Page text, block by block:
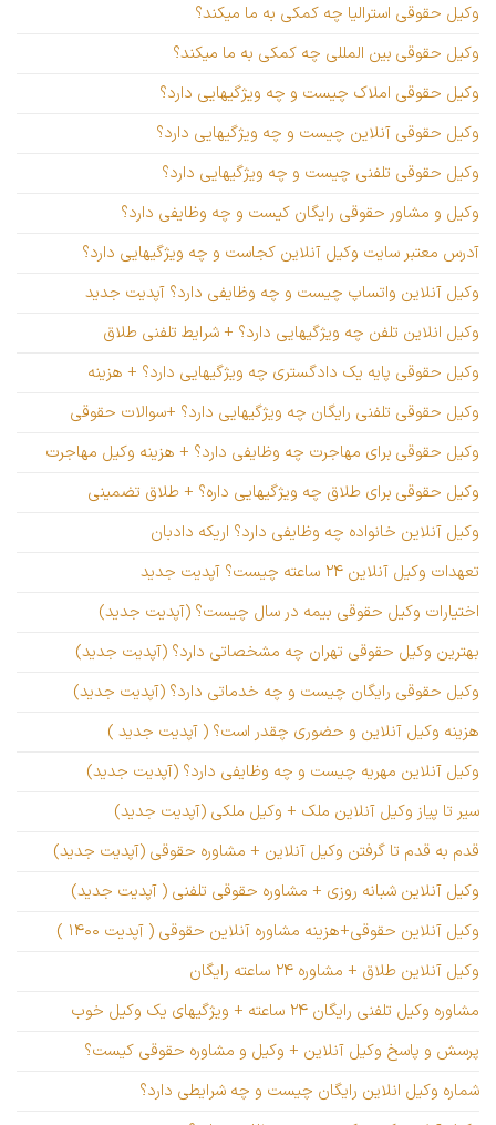
وکیل حقوقی استرالیا چه کمکی به ما میکند؟
وکیل حقوقی بین المللی چه کمکی به ما میکند؟
وکیل حقوقی املاک چیست و چه ویژگیهایی دارد؟
وکیل حقوقی آنلاین چیست و چه ویژگیهایی دارد؟
وکیل حقوقی تلفنی چیست و چه ویژگیهایی دارد؟
وکیل و مشاور حقوقی رایگان کیست و چه وظایفی دارد؟
آدرس معتبر سایت وکیل آنلاین کجاست و چه ویژگیهایی دارد؟
وکیل آنلاین واتساپ چیست و چه وظایفی دارد؟ آپدیت جدید
وکیل انلاین تلفن چه ویژگیهایی دارد؟ + شرایط تلفنی طلاق
وکیل حقوقی پایه یک دادگستری چه ویژگیهایی دارد؟ + هزینه
وکیل حقوقی تلفنی رایگان چه ویژگیهایی دارد؟ +سوالات حقوقی
وکیل حقوقی برای مهاجرت چه وظایفی دارد؟ + هزینه وکیل مهاجرت
وکیل حقوقی برای طلاق چه ویژگیهایی داره؟ + طلاق تضمینی
وکیل آنلاین خانواده چه وظایفی دارد؟ اریکه دادبان
تعهدات وکیل آنلاین ۲۴ ساعته چیست؟ آپدیت جدید
اختیارات وکیل حقوقی بیمه در سال چیست؟ (آپدیت جدید)
بهترین وکیل حقوقی تهران چه مشخصاتی دارد؟ (آپدیت جدید)
وکیل حقوقی رایگان چیست و چه خدماتی دارد؟ (آپدیت جدید)
هزینه وکیل آنلاین و حضوری چقدر است؟ ( آپدیت جدید )
وکیل آنلاین مهریه چیست و چه وظایفی دارد؟ (آپدیت جدید)
سیر تا پیاز وکیل آنلاین ملک + وکیل ملکی (آپدیت جدید)
قدم به قدم تا گرفتن وکیل آنلاین + مشاوره حقوقی (آپدیت جدید)
وکیل آنلاین شبانه روزی + مشاوره حقوقی تلفنی ( آپدیت جدید)
وکیل آنلاین حقوقی+هزینه مشاوره آنلاین حقوقی ( آپدیت ۱۴۰۰ )
وکیل آنلاین طلاق + مشاوره ۲۴ ساعته رایگان
مشاوره وکیل تلفنی رایگان ۲۴ ساعته + ویژگیهای یک وکیل خوب
پرسش و پاسخ وکیل آنلاین + وکیل و مشاوره حقوقی کیست؟
شماره وکیل انلاین رایگان چیست و چه شرایطی دارد؟